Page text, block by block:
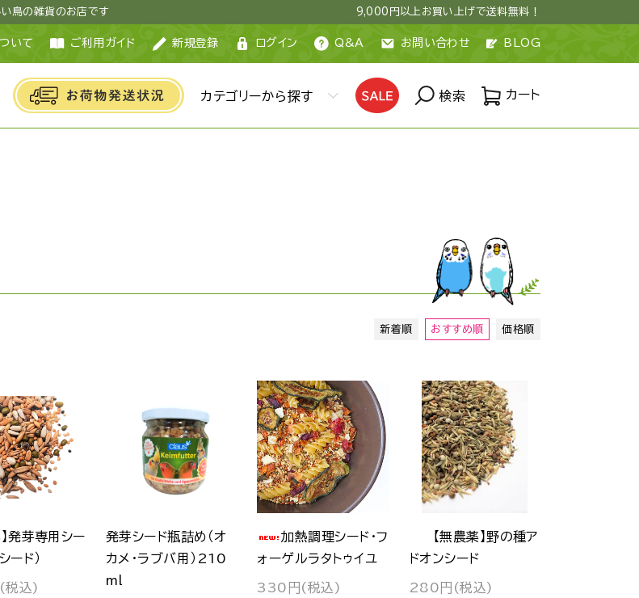
い鳥の雑貨のお店です 9,000円以上お買い上げで送料無料！
いて ご利用ガイド 新規登録 ログイン Q&A お問い合わせ BLOG
カテゴリーから探す 検索 カート
新着順 おすすめ順 価格順
】発芽専用シー
ード）
込)
発芽シード瓶詰め（オ
カメ・ラブバ用）210
ml
加熱調理シード・フ
ォーゲルラタトゥイユ
330円(税込)
【無農薬】野の種ア
ドオンシード
280円(税込)